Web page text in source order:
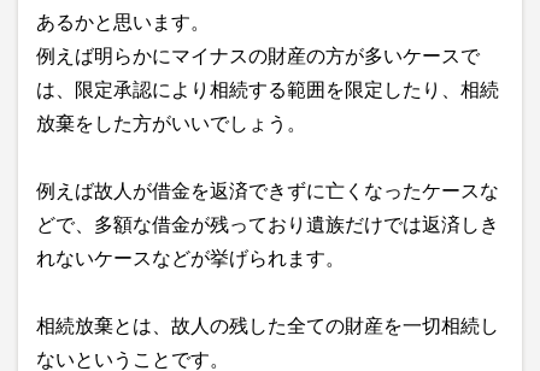
あるかと思います。
例えば明らかにマイナスの財産の方が多いケースで
は、限定承認により相続する範囲を限定したり、相続
放棄をした方がいいでしょう。
例えば故人が借金を返済できずに亡くなったケースな
どで、多額な借金が残っており遺族だけでは返済しき
れないケースなどが挙げられます。
相続放棄とは、故人の残した全ての財産を一切相続し
ないということです。